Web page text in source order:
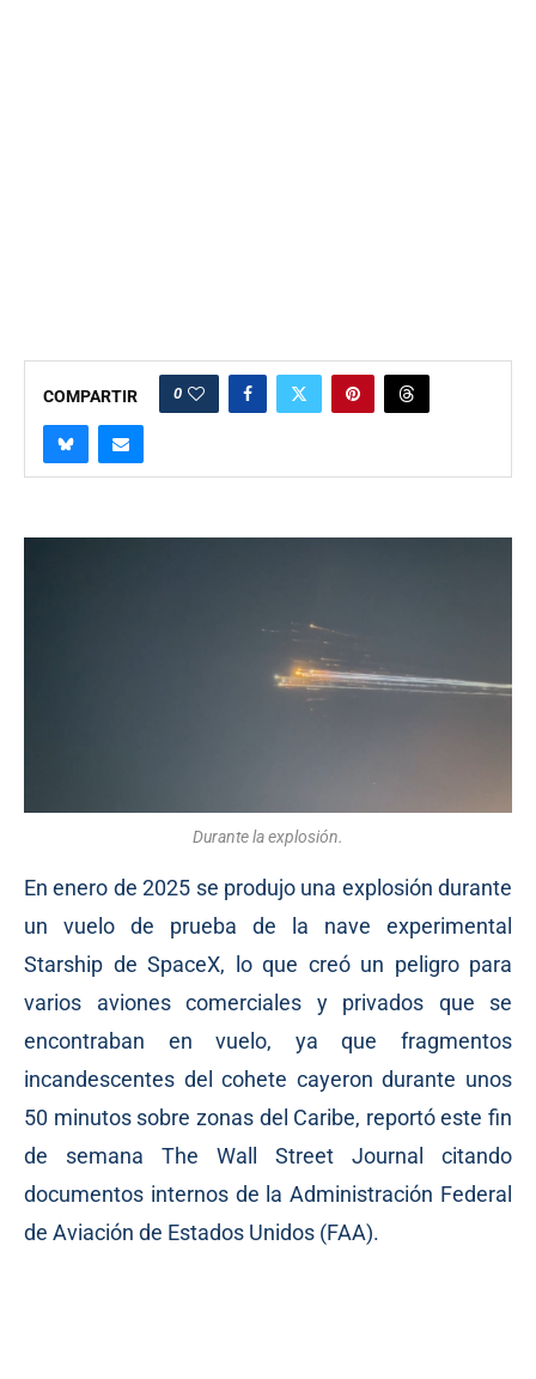
COMPARTIR 0
Durante la explosión.
En enero de 2025 se produjo una explosión durante
un vuelo de prueba de la nave experimental
Starship de SpaceX, lo que creó un peligro para
varios aviones comerciales y privados que se
encontraban en vuelo, ya que fragmentos
incandescentes del cohete cayeron durante unos
50 minutos sobre zonas del Caribe, reportó este fin
de semana The Wall Street Journal citando
documentos internos de la Administración Federal
de Aviación de Estados Unidos (FAA).